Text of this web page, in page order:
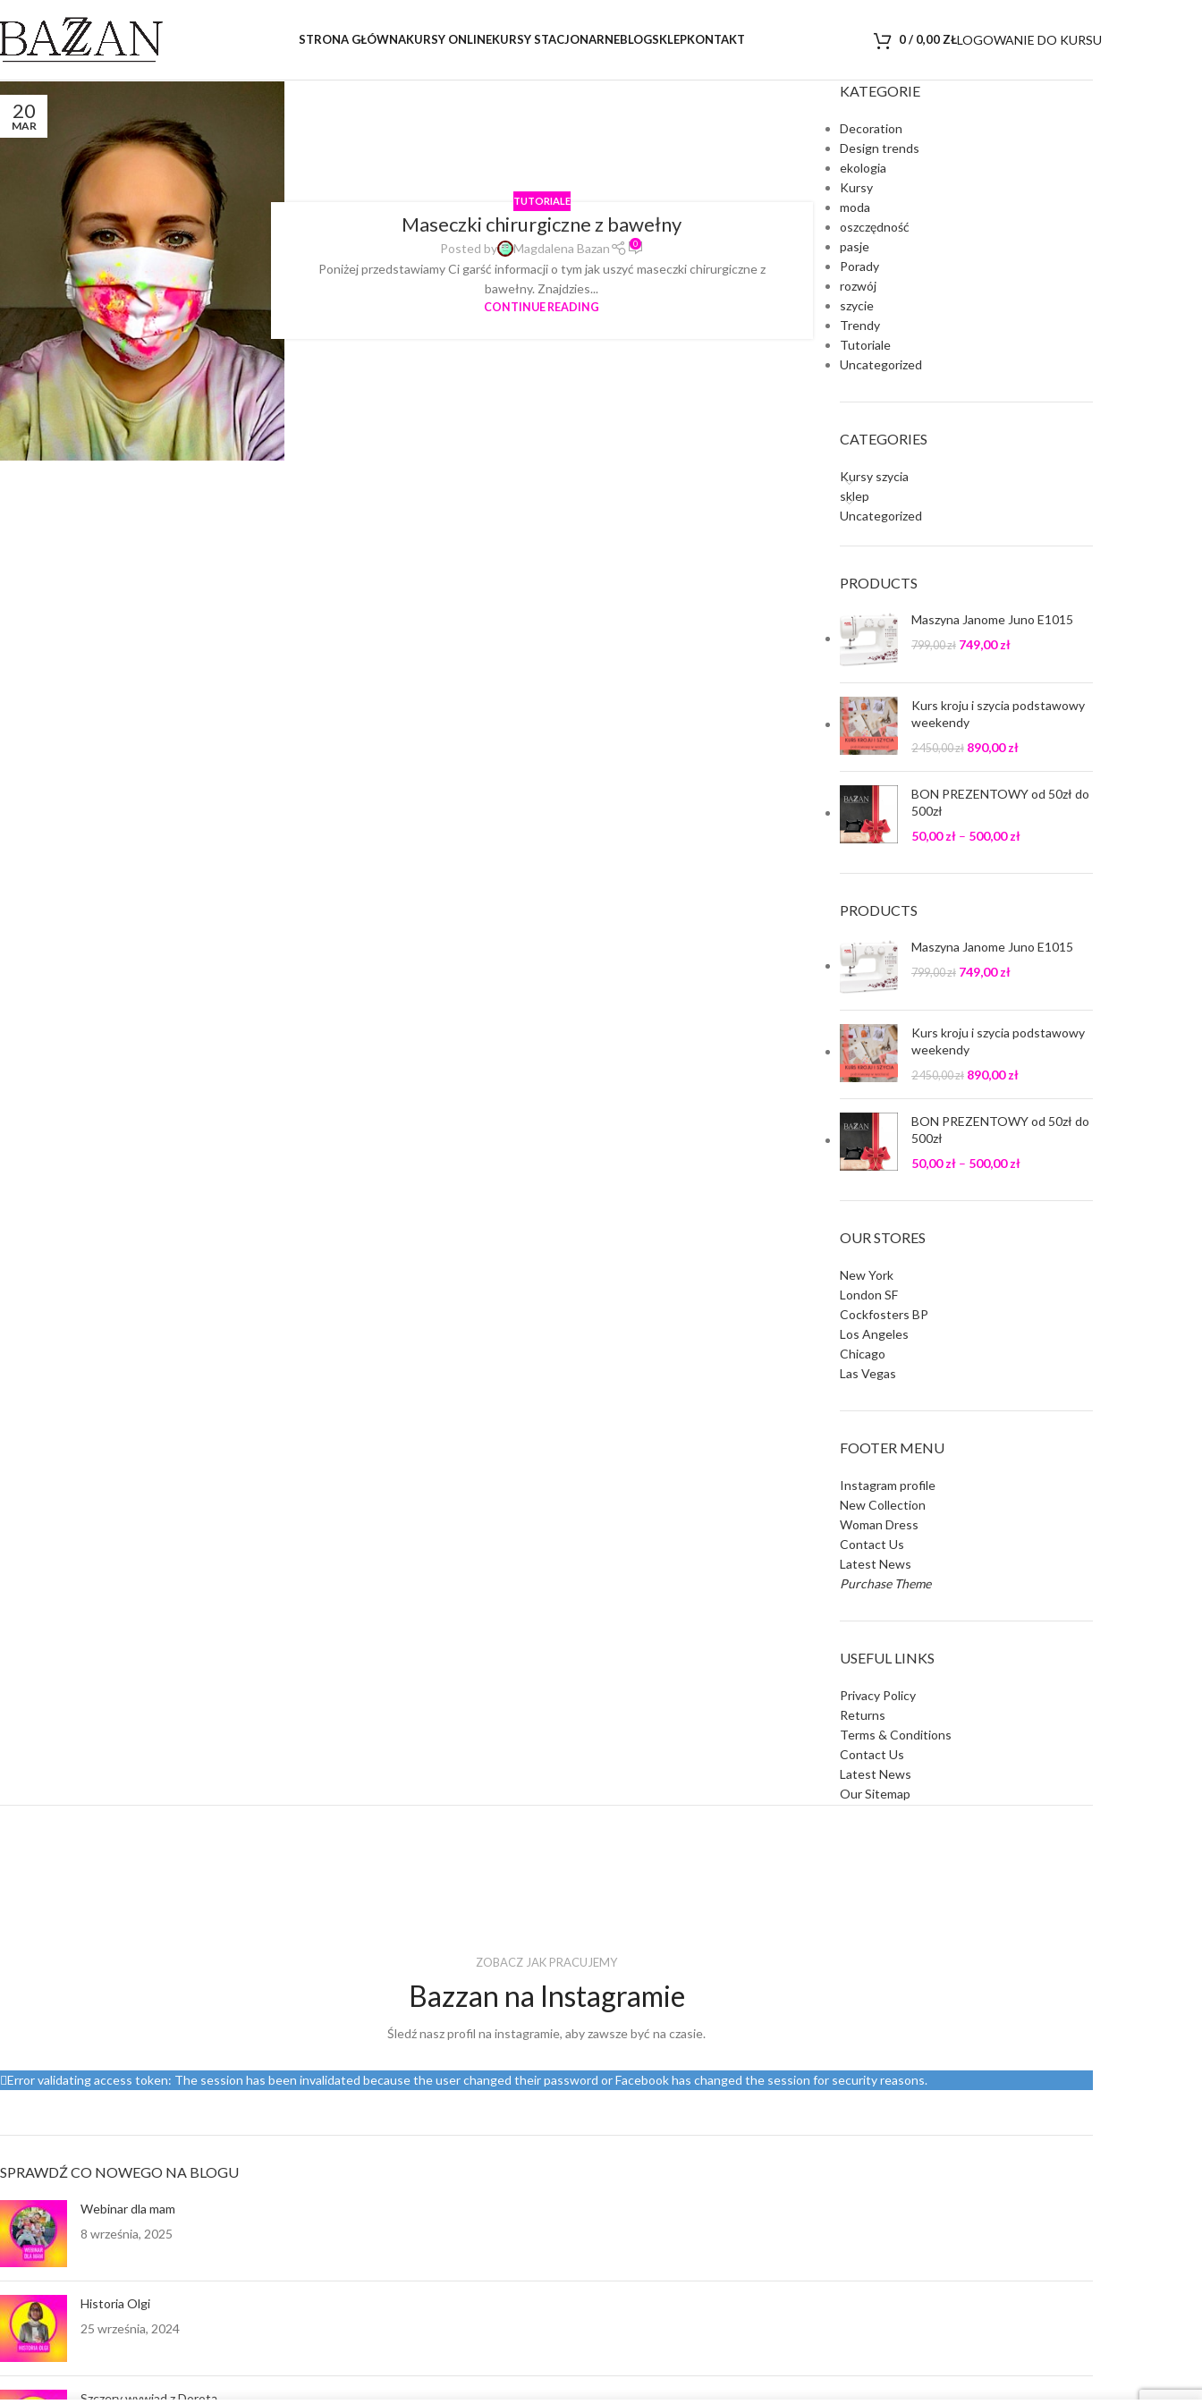
STRONA GŁÓWNAKURSY ONLINEKURSY STACJONARNEBLOGSKLEPKONTAKT 0/ 0,00 ZŁLOGOWANIE DO KURSU
20
MAR
TUTORIALE
Maseczki chirurgiczne z bawełny
Posted by Magdalena Bazan 0
Poniżej przedstawiamy Ci garść informacji o tym jak uszyć maseczki chirurgiczne z
bawełny. Znajdzies...
CONTINUE READING
KATEGORIE
Decoration
Design trends
ekologia
Kursy
moda
oszczędność
pasje
Porady
rozwój
szycie
Trendy
Tutoriale
Uncategorized
CATEGORIES
Kursy szycia
sklep
Uncategorized
PRODUCTS
Maszyna Janome Juno E1015
799,00zł 749,00zł
Kurs kroju i szycia podstawowy
weekendy
2 450,00zł 890,00zł
BON PREZENTOWY od 50zł do
500zł
50,00zł – 500,00zł
PRODUCTS
Maszyna Janome Juno E1015
799,00zł 749,00zł
Kurs kroju i szycia podstawowy
weekendy
2 450,00zł 890,00zł
BON PREZENTOWY od 50zł do
500zł
50,00zł – 500,00zł
OUR STORES
New York
London SF
Cockfosters BP
Los Angeles
Chicago
Las Vegas
FOOTER MENU
Instagram profile
New Collection
Woman Dress
Contact Us
Latest News
Purchase Theme
USEFUL LINKS
Privacy Policy
Returns
Terms & Conditions
Contact Us
Latest News
Our Sitemap
ZOBACZ JAK PRACUJEMY
Bazzan na Instagramie
Śledź nasz profil na instagramie, aby zawsze być na czasie.
Error validating access token: The session has been invalidated because the user changed their password or Facebook has changed the session for security reasons.
SPRAWDŹ CO NOWEGO NA BLOGU
Webinar dla mam
8 września, 2025
Historia Olgi
25 września, 2024
Szczery wywiad z Dorotą